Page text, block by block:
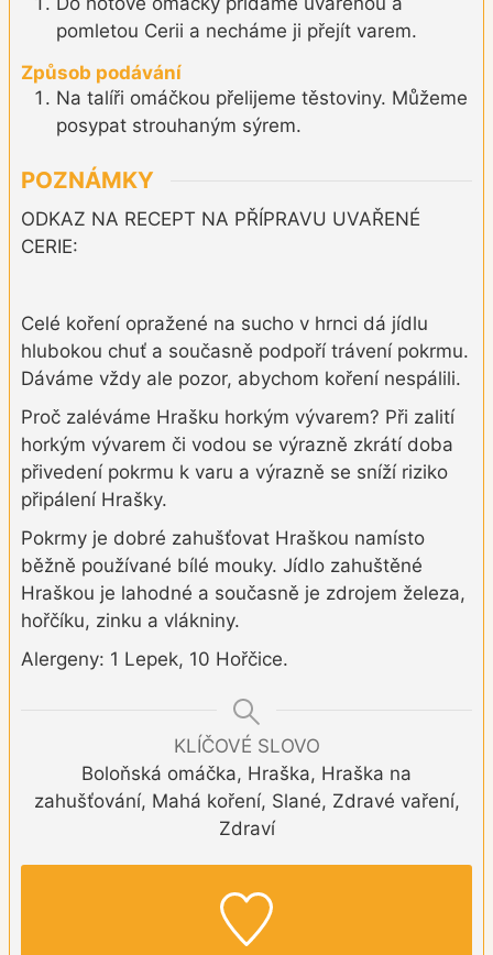
pomletou Cerii a necháme ji přejít varem.
Způsob podávání
Na talíři omáčkou přelijeme těstoviny. Můžeme
posypat strouhaným sýrem.
POZNÁMKY
ODKAZ NA RECEPT NA PŘÍPRAVU UVAŘENÉ
CERIE:
Celé koření opražené na sucho v hrnci dá jídlu
hlubokou chuť a současně podpoří trávení pokrmu.
Dáváme vždy ale pozor, abychom koření nespálili.
Proč zaléváme Hrašku horkým vývarem? Při zalití
horkým vývarem či vodou se výrazně zkrátí doba
přivedení pokrmu k varu a výrazně se sníží riziko
připálení Hrašky.
Pokrmy je dobré zahušťovat Hraškou namísto
běžně používané bílé mouky. Jídlo zahuštěné
Hraškou je lahodné a současně je zdrojem železa,
hořčíku, zinku a vlákniny.
Alergeny: 1 Lepek, 10 Hořčice.
KLÍČOVÉ SLOVO
Boloňská omáčka, Hraška, Hraška na
zahušťování, Mahá koření, Slané, Zdravé vaření,
Zdraví